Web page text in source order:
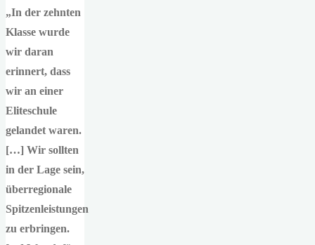
„In der zehnten
Klasse wurde
wir daran
erinnert, dass
wir an einer
Eliteschule
gelandet waren.
[…] Wir sollten
in der Lage sein,
überregionale
Spitzenleistungen
zu erbringen.